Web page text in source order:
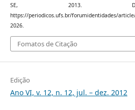
SE, 2013.
https://periodicos.ufs.br/forumidentidades/
2026.
Fomatos de Citação
Edição
Ano VI, v. 12, n. 12, jul. – dez. 2012